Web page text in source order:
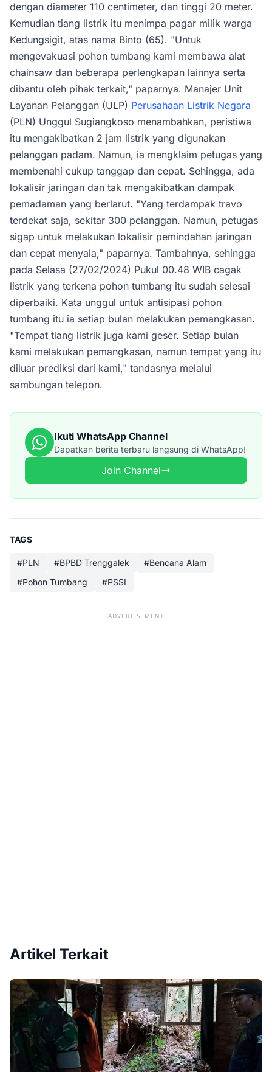
dengan diameter 110 centimeter, dan tinggi 20 meter.
Kemudian tiang listrik itu menimpa pagar milik warga
Kedungsigit, atas nama Binto (65). "Untuk
mengevakuasi pohon tumbang kami membawa alat
chainsaw dan beberapa perlengkapan lainnya serta
dibantu oleh pihak terkait," paparnya. Manajer Unit
Layanan Pelanggan (ULP) Perusahaan Listrik Negara
(PLN) Unggul Sugiangkoso menambahkan, peristiwa
itu mengakibatkan 2 jam listrik yang digunakan
pelanggan padam. Namun, ia mengklaim petugas yang
membenahi cukup tanggap dan cepat. Sehingga, ada
lokalisir jaringan dan tak mengakibatkan dampak
pemadaman yang berlarut. "Yang terdampak travo
terdekat saja, sekitar 300 pelanggan. Namun, petugas
sigap untuk melakukan lokalisir pemindahan jaringan
dan cepat menyala," paparnya. Tambahnya, sehingga
pada Selasa (27/02/2024) Pukul 00.48 WIB cagak
listrik yang terkena pohon tumbang itu sudah selesai
diperbaiki. Kata unggul untuk antisipasi pohon
tumbang itu ia setiap bulan melakukan pemangkasan.
"Tempat tiang listrik juga kami geser. Setiap bulan
kami melakukan pemangkasan, namun tempat yang itu
diluar prediksi dari kami," tandasnya melalui
sambungan telepon.
Ikuti WhatsApp Channel
Dapatkan berita terbaru langsung di WhatsApp!
Join Channel
TAGS
#PLN #BPBD Trenggalek
#Bencana Alam
#Pohon Tumbang
#PSSI
ADVERTISEMENT
Artikel Terkait